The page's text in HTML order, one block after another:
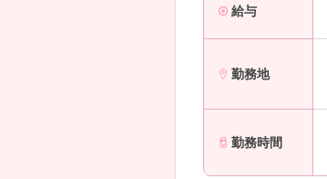
給与
勤務地
勤務時間